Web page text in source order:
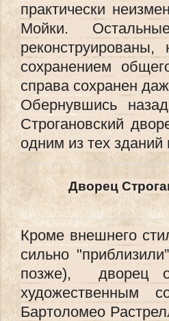
практически
Мойки.
сохранением
справа сохранен
Обернувшись
Строгановский
одним из тех
Дворец
Кроме внешнего
сильно
позже), дворец
художественным
Бартоломео